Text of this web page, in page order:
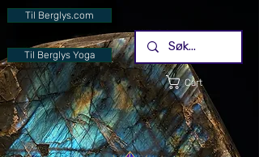
Til Berglys.com
Til Berglys Yoga
Cart